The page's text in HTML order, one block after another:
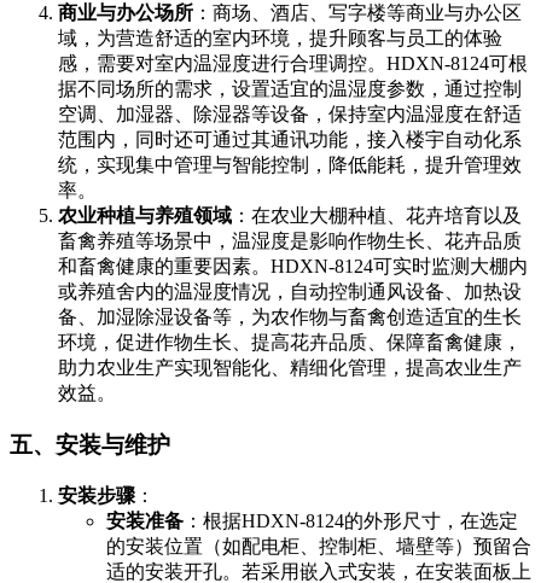
商业与办公场所 ：商场、酒店、写字楼等商业与办公区
域，为营造舒适的室内环境，提升顾客与员工的体验
感，需要对室内温湿度进行合理调控。HDXN-8124可根
据不同场所的需求，设置适宜的温湿度参数，通过控制
空调、加湿器、除湿器等设备，保持室内温湿度在舒适
范围内，同时还可通过其通讯功能，接入楼宇自动化系
统，实现集中管理与智能控制，降低能耗，提升管理效
率。
农业种植与养殖领域 ：在农业大棚种植、花卉培育以及
畜禽养殖等场景中，温湿度是影响作物生长、花卉品质
和畜禽健康的重要因素。HDXN-8124可实时监测大棚内
或养殖舍内的温湿度情况，自动控制通风设备、加热设
备、加湿除湿设备等，为农作物与畜禽创造适宜的生长
环境，促进作物生长、提高花卉品质、保障畜禽健康，
助力农业生产实现智能化、精细化管理，提高农业生产
效益。
五、安装与维护
安装步骤 ：
安装准备 ：根据HDXN-8124的外形尺寸，在选定
的安装位置（如配电柜、控制柜、墙壁等）预留合
适的安装开孔。若采用嵌入式安装，在安装面板上